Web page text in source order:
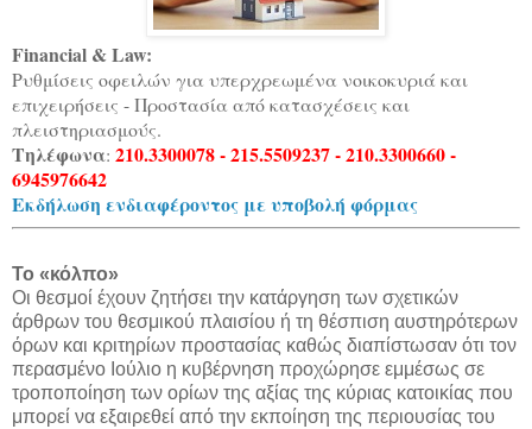
Financial & Law:
Ρυθμίσεις οφειλών για υπερχρεωμένα νοικοκυριά και
επιχειρήσεις - Προστασία από κατασχέσεις και
πλειστηριασμούς.
Τηλέφωνα: 210.3300078 - 215.5509237 - 210.3300660 -
6945976642
Εκδήλωση ενδιαφέροντος με υποβολή φόρμας
Το «κόλπο»
Οι θεσμοί έχουν ζητήσει την κατάργηση των σχετικών
άρθρων του θεσμικού πλαισίου ή τη θέσπιση αυστηρότερων
όρων και κριτηρίων προστασίας καθώς διαπίστωσαν ότι τον
περασμένο Ιούλιο η κυβέρνηση προχώρησε εμμέσως σε
τροποποίηση των ορίων της αξίας της κύριας κατοικίας που
μπορεί να εξαιρεθεί από την εκποίηση της περιουσίας του